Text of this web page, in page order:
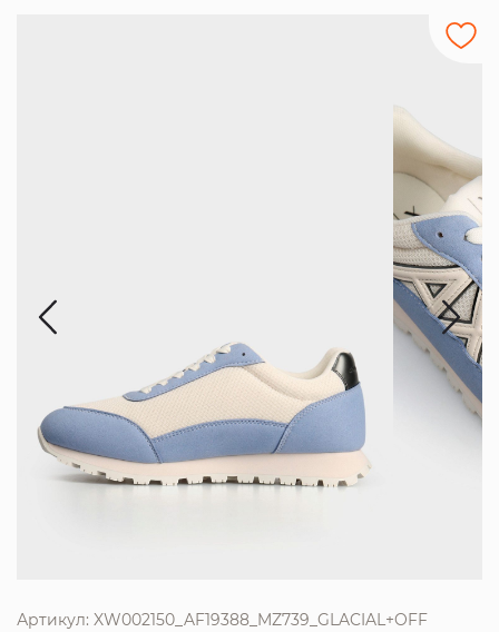
Артикул: XW002150_AF19388_MZ739_GLACIAL+OFF